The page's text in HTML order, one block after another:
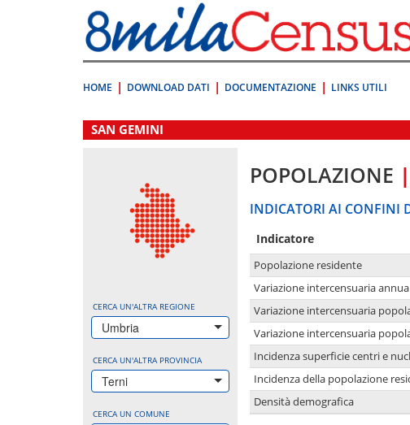
direttamente
a:
Contenuto
HOME DOWNLOAD DATI DOCUMENTAZIONE LINKS UTILI
.
SAN GEMINI
CERCA UN'ALTRA REGIONE
Umbria
CERCA UN'ALTRA PROVINCIA
Terni
CERCA UN COMUNE
POPOLAZIONE |
INDICATORI AI CONFINI
Indicatore
Popolazione residente
Variazione intercensuaria annua
Variazione intercensuaria
Variazione intercensuaria
Incidenza superficie centri e
Incidenza della popolazione
Densità demografica